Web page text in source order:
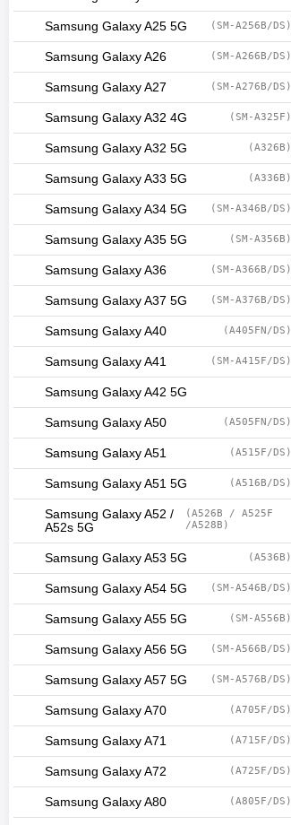
Samsung Galaxy A25 5G (SM-A256B/DS)
Samsung Galaxy A26 (SM-A266B/DS)
Samsung Galaxy A27 (SM-A276B/DS)
Samsung Galaxy A32 4G (SM-A325F)
Samsung Galaxy A32 5G (A326B)
Samsung Galaxy A33 5G (A336B)
Samsung Galaxy A34 5G (SM-A346B/DS)
Samsung Galaxy A35 5G (SM-A356B)
Samsung Galaxy A36 (SM-A366B/DS)
Samsung Galaxy A37 5G (SM-A376B/DS)
Samsung Galaxy A40 (A405FN/DS)
Samsung Galaxy A41 (SM-A415F/DS)
Samsung Galaxy A42 5G
Samsung Galaxy A50 (A505FN/DS)
Samsung Galaxy A51 (A515F/DS)
Samsung Galaxy A51 5G (A516B/DS)
Samsung Galaxy A52 /
A52s 5G
(A526B / A525F
/A528B)
Samsung Galaxy A53 5G (A536B)
Samsung Galaxy A54 5G (SM-A546B/DS)
Samsung Galaxy A55 5G (SM-A556B)
Samsung Galaxy A56 5G (SM-A566B/DS)
Samsung Galaxy A57 5G (SM-A576B/DS)
Samsung Galaxy A70 (A705F/DS)
Samsung Galaxy A71 (A715F/DS)
Samsung Galaxy A72 (A725F/DS)
Samsung Galaxy A80 (A805F/DS)